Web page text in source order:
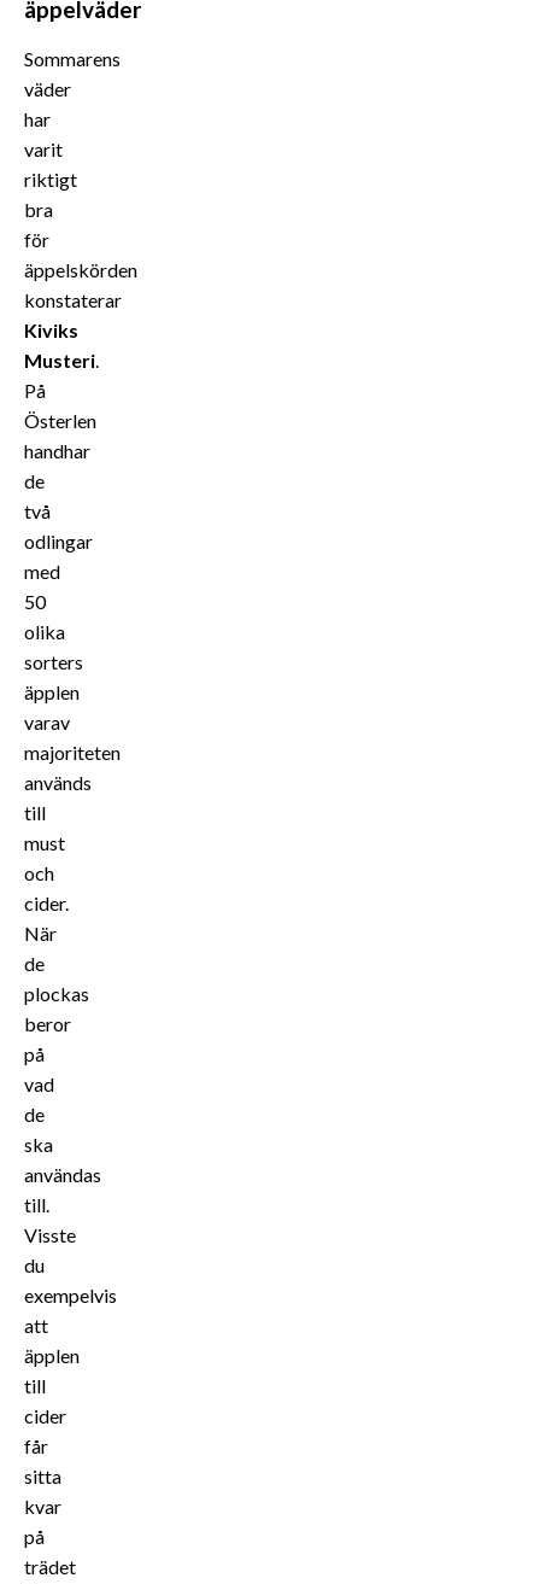
äppelväder
Sommarens
väder
har
varit
riktigt
bra
för
äppelskörden
konstaterar
Kiviks
Musteri.
På
Österlen
handhar
de
två
odlingar
med
50
olika
sorters
äpplen
varav
majoriteten
används
till
must
och
cider.
När
de
plockas
beror
på
vad
de
ska
användas
till.
Visste
du
exempelvis
att
äpplen
till
cider
får
sitta
kvar
på
trädet